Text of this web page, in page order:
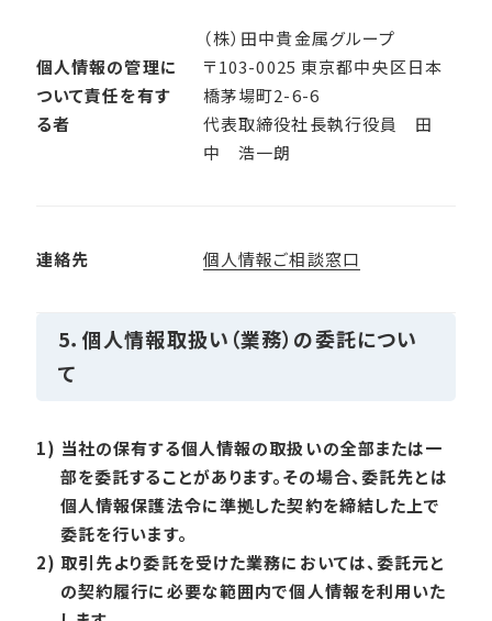
個人情報の管理に
ついて責任を有す
る者
（株）田中貴金属グループ
〒103-0025 東京都中央区日本
橋茅場町2-6-6
代表取締役社長執行役員 田
中 浩一朗
連絡先 個人情報ご相談窓口
5．個人情報取扱い（業務）の委託につい
て
1) 当社の保有する個人情報の取扱いの全部または一
部を委託することがあります。その場合、委託先とは
個人情報保護法令に準拠した契約を締結した上で
委託を行います。
2) 取引先より委託を受けた業務においては、委託元と
の契約履行に必要な範囲内で個人情報を利用いた